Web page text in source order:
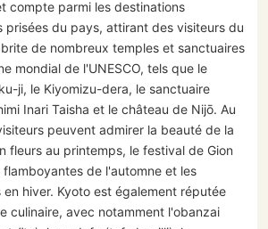
compte parmi les destinations
prisées du pays, attirant des visiteurs du
de nombreux temples et sanctuaires
mondial de l'UNESCO, tels que le
ji, le Kiyomizu-dera, le sanctuaire
Inari Taisha et le château de Nijō. Au
peuvent admirer la beauté de la
fleurs au printemps, le festival de Gion
de l'automne et les
hiver. Kyoto est également réputée
culinaire, avec notamment l'obanzai